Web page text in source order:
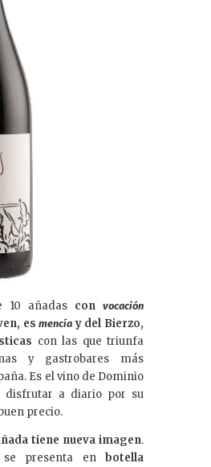
10 añadas con vocación
esmencía y del Bierzo,
con las que triunfa
y gastrobares más
Es el vino de Dominio
disfrutar a diario por su
precio.
tiene nueva imagen.
se presenta en botella